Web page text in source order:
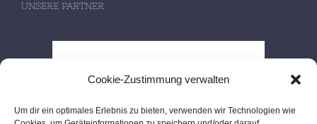
Cookie-Zustimmung verwalten
Um dir ein optimales Erlebnis zu bieten, verwenden wir Technologien wie
UNSERE PARTNER